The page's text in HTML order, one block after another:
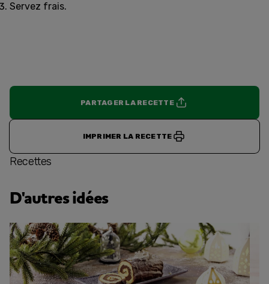
Servez frais.
PARTAGER LA RECETTE
IMPRIMER LA RECETTE
Recettes
D'autres idées